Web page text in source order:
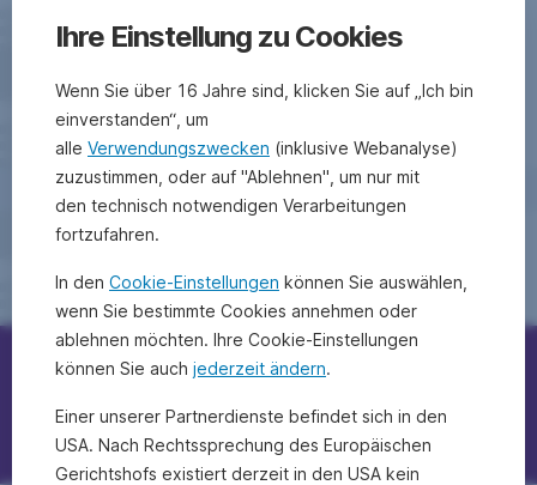
Erste Bank/Sparkassen kontaktieren
Fragen, Ideen, Anregungen?
Ihre Einstellung zu Cookies
Wenn Sie über 16 Jahre sind, klicken Sie auf „Ich bin
einverstanden“, um
alle Verwendungszwecken (inklusive Webanalyse)
zuzustimmen, oder auf "Ablehnen", um nur mit
den technisch notwendigen Verarbeitungen
fortzufahren.
In den Cookie-Einstellungen können Sie auswählen,
wenn Sie bestimmte Cookies annehmen oder
ablehnen möchten. Ihre Cookie-Einstellungen
können Sie auch jederzeit ändern.
Einer unserer Partnerdienste befindet sich in den
USA. Nach Rechtssprechung des Europäischen
Gerichtshofs existiert derzeit in den USA kein